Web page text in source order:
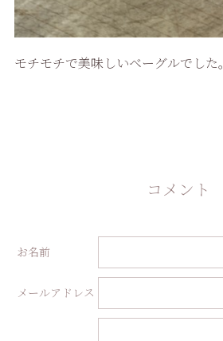
モチモチで美味しいベーグルでした。
コメント
お名前
メールアドレス